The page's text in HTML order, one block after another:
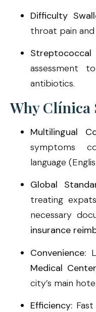
Difficulty
throat pain and
assessment
antibiotics.
Why Clínica
Multilingual
symptoms
language
Global
treating
necessary
insurance
Convenience:
Medical
city’s main
Efficiency: